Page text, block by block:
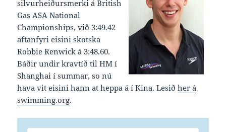
silvurheiðursmerki á British
Gas ASA National
Championships, við 3:49.42
aftanfyri eisini skotska
Robbie Renwick á 3:48.60.
Báðir undir kravtíð til HM í
Shanghai í summar, so nú
hava vit eisini hann at heppa á í Kina. Lesiðher á
swimming.org.